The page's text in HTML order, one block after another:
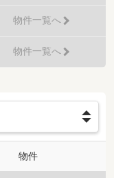
物件一覧へ
物件一覧へ
物件